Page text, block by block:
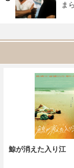
ま
鯨が消えた入り江